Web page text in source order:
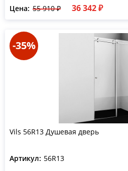
Цена: 55 910 ₽ 36 342 ₽
-35%
Vils 56R13 Душевая дверь
Артикул: 56R13